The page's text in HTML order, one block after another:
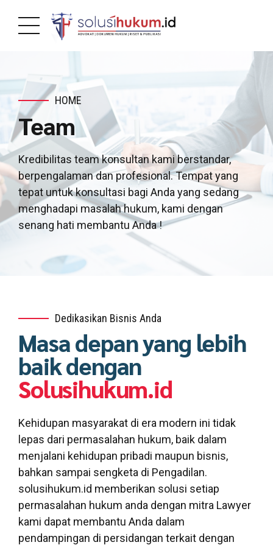
HOME
Team
Kredibilitas team konsultan kami berstandar,
berpengalaman dan profesional. Tempat yang
tepat untuk konsultasi bagi Anda yang sedang
menghadapi masalah hukum, kami dengan
senang hati membantu Anda !
Dedikasikan Bisnis Anda
Masa depan yang lebih
baik dengan
Solusihukum.id
Kehidupan masyarakat di era modern ini tidak
lepas dari permasalahan hukum, baik dalam
menjalani kehidupan pribadi maupun bisnis,
bahkan sampai sengketa di Pengadilan.
solusihukum.id memberikan solusi setiap
permasalahan hukum anda dengan mitra Lawyer
kami dapat membantu Anda dalam
pendampingan di persidangan terkait dengan